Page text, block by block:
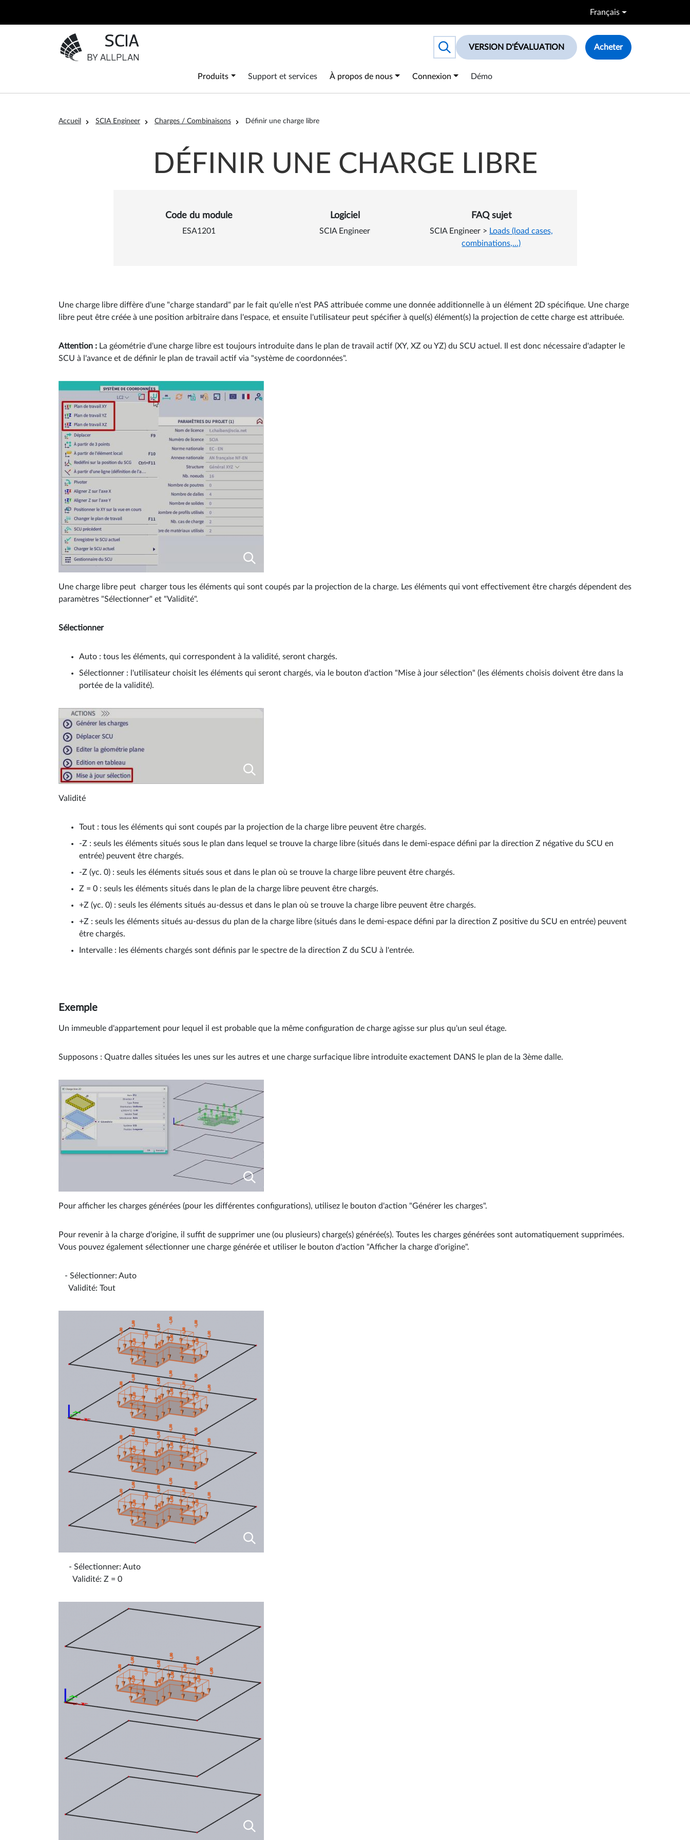
Français
Toggle search box
VERSION D'ÉVALUATION Acheter
Main navigation
Produits Support et services À propos de nous Connexion Démo
Fil d'Ariane
Accueil SCIA Engineer Charges / Combinaisons Définir une charge libre
DÉFINIR UNE CHARGE LIBRE
Détails sur Définir une charge libre
Code du module
ESA1201
Logiciel
SCIA Engineer
FAQ sujet
SCIA Engineer > Loads (load cases,
combinations,...)
Une charge libre diffère d'une "charge standard" par le fait qu'elle n'est PAS attribuée comme une donnée additionnelle à un élément 2D spécifique. Une charge
libre peut être créée à une position arbitraire dans l'espace, et ensuite l'utilisateur peut spécifier à quel(s) élément(s) la projection de cette charge est attribuée.
Attention : La géométrie d'une charge libre est toujours introduite dans le plan de travail actif (XY, XZ ou YZ) du SCU actuel. Il est donc nécessaire d'adapter le
SCU à l'avance et de définir le plan de travail actif via "système de coordonnées".
Une charge libre peut charger tous les éléments qui sont coupés par la projection de la charge. Les éléments qui vont effectivement être chargés dépendent des
paramètres "Sélectionner" et "Validité".
Sélectionner
Auto : tous les éléments, qui correspondent à la validité, seront chargés.
Sélectionner : l'utilisateur choisit les éléments qui seront chargés, via le bouton d'action "Mise à jour sélection" (les éléments choisis doivent être dans la
portée de la validité).
Validité
Tout : tous les éléments qui sont coupés par la projection de la charge libre peuvent être chargés.
-Z : seuls les éléments situés sous le plan dans lequel se trouve la charge libre (situés dans le demi-espace défini par la direction Z négative du SCU en
entrée) peuvent être chargés.
-Z (yc. 0) : seuls les éléments situés sous et dans le plan où se trouve la charge libre peuvent être chargés.
Z = 0 : seuls les éléments situés dans le plan de la charge libre peuvent être chargés.
+Z (yc. 0) : seuls les éléments situés au-dessus et dans le plan où se trouve la charge libre peuvent être chargés.
+Z : seuls les éléments situés au-dessus du plan de la charge libre (situés dans le demi-espace défini par la direction Z positive du SCU en entrée) peuvent
être chargés.
Intervalle : les éléments chargés sont définis par le spectre de la direction Z du SCU à l'entrée.
Exemple
Un immeuble d'appartement pour lequel il est probable que la même configuration de charge agisse sur plus qu'un seul étage.
Supposons : Quatre dalles situées les unes sur les autres et une charge surfacique libre introduite exactement DANS le plan de la 3ème dalle.
Pour afficher les charges générées (pour les différentes configurations), utilisez le bouton d'action "Générer les charges".
Pour revenir à la charge d'origine, il suffit de supprimer une (ou plusieurs) charge(s) générée(s). Toutes les charges générées sont automatiquement supprimées.
Vous pouvez également sélectionner une charge générée et utiliser le bouton d'action "Afficher la charge d'origine".
- Sélectionner: Auto
Validité: Tout
- Sélectionner: Auto
Validité: Z = 0